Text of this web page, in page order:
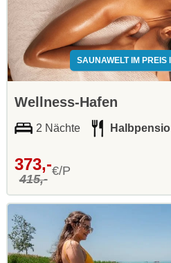
SAUNAWELT IM PREIS
Wellness-Hafen
2 Nächte
373,-
415,-
€/P